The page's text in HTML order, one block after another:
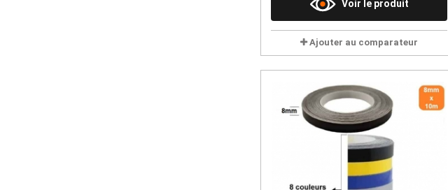
Voir le produit
Ajouter au comparateur